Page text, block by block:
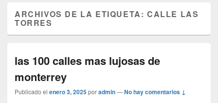
ARCHIVOS DE LA ETIQUETA:CALLE LAS
TORRES
las 100 calles mas lujosas de
monterrey
Publicado el enero 3, 2025poradmin—No hay comentarios ↓